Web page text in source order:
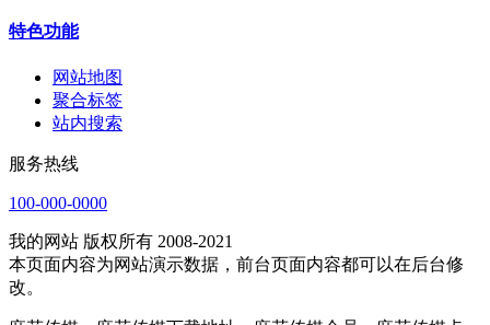
特色功能
网站地图
聚合标签
站内搜索
服务热线
100-000-0000
我的网站 版权所有 2008-2021
本页面内容为网站演示数据，前台页面内容都可以在后台修
改。